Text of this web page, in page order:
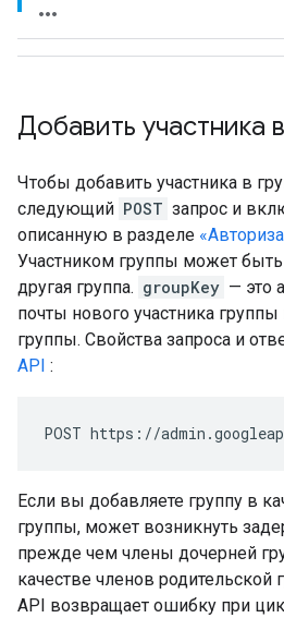
Добавить участника
Чтобы добавить участника в
следующий POST запрос и
описанную в разделе
Участником группы может
другая группа. groupKey — это
почты нового участника
группы. Свойства запроса и
API :
POST https://
Если вы добавляете группу в
группы, может возникнуть
прежде чем члены дочерней
качестве членов родительской
API возвращает ошибку при